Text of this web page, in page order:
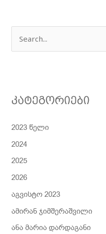
ა
კატეგორიები
2023 წელი
2024
2025
2026
აგვისტო 2023
ამირან ჯიმშერაშვილი
ანა მარია დარდაგანი